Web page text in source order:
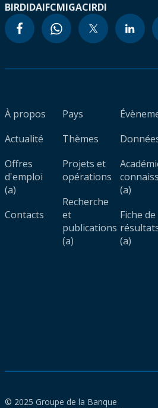
BIRDIDAIFCMIGACIRDI
À propos
Actualité
Offres
d'emploi
(a)
Contacts
Pays
Thèmes
Projets et
opérations
Recherche
et
publications
(a)
(a)
Fiche de
(a)
© 2025 Groupe de la Banque